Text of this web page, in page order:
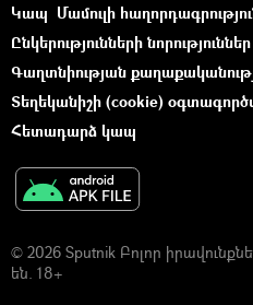
Կապ Մամուլի
Ընկերությունների նորություններ
Գաղտնիության
Տեղեկանիշի (cookie)
Հետադարձ կապ
© 2026 Sputnik Բոլոր
են. 18+